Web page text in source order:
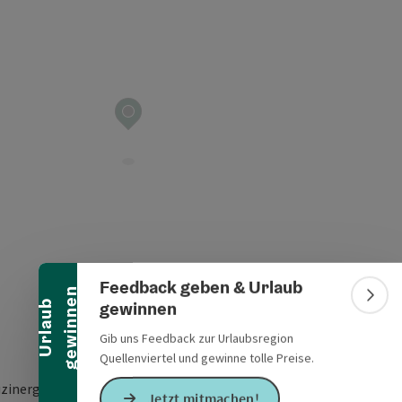
U
r
l
a
u
b
g
e
w
i
n
n
e n
Banner einklappen
Feedback geben & Urlaub
gewinnen
Gib uns Feedback zur Urlaubsregion
Quellenviertel und gewinne tolle Preise.
Jetzt mitmachen!
235